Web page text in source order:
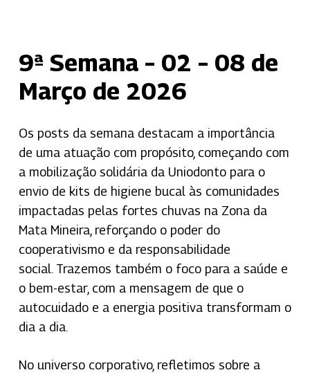
9ª Semana – 02 – 08 de
Março de 2026
Os posts da semana destacam a importância
de uma atuação com propósito, começando com
a mobilização solidária da Uniodonto para o
envio de kits de higiene bucal às comunidades
impactadas pelas fortes chuvas na Zona da
Mata Mineira, reforçando o poder do
cooperativismo e da responsabilidade
social. Trazemos também o foco para a saúde e
o bem-estar, com a mensagem de que o
autocuidado e a energia positiva transformam o
dia a dia.
No universo corporativo, refletimos sobre a